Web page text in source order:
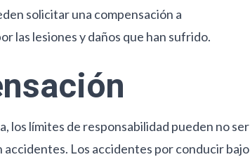
solicitar una compensación a
las lesiones y daños que han sufrido.
los límites de responsabilidad pueden no ser
Los accidentes por conducir bajo